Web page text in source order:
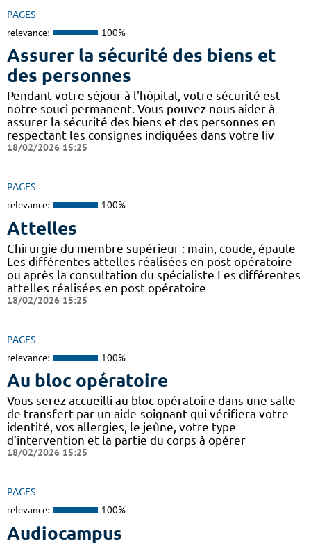
PAGES
relevance: 100%
Assurer la sécurité des biens et
des personnes
Pendant votre séjour à l'hôpital, votre sécurité est
notre souci permanent. Vous pouvez nous aider à
assurer la sécurité des biens et des personnes en
respectant les consignes indiquées dans votre liv
18/02/2026 15:25
PAGES
relevance: 100%
Attelles
Chirurgie du membre supérieur : main, coude, épaule
Les différentes attelles réalisées en post opératoire
ou après la consultation du spécialiste Les différentes
attelles réalisées en post opératoire
18/02/2026 15:25
PAGES
relevance: 100%
Au bloc opératoire
Vous serez accueilli au bloc opératoire dans une salle
de transfert par un aide-soignant qui vérifiera votre
identité, vos allergies, le jeûne, votre type
d’intervention et la partie du corps à opérer
18/02/2026 15:25
PAGES
relevance: 100%
Audiocampus